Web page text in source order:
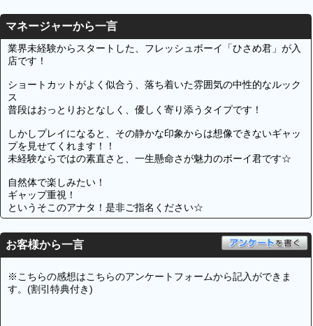
マネージャーから一言
業界未経験からスタートした、フレッシュボーイ「ひさめ君」が入
店です！
ショートカットがよく似合う、落ち着いた雰囲気の中性的なルック
ス
普段はおっとりおとなしく、優しく寄り添うタイプです！
しかしプレイになると、その静かな印象からは想像できないギャッ
プを見せてくれます！！
未経験ならではの素直さと、一生懸命さが魅力のボーイ君です☆
自然体で楽しみたい！
ギャップ重視！
というそこのアナタ！是非ご指名ください☆
お客様から一言
※こちらの感想はこちらのアンケートフォームから記入ができま
す。(割引特典付き)